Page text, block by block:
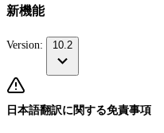
新機能
Version: 10.2
日本語翻訳に関する免責事項